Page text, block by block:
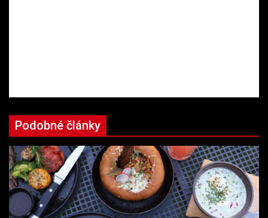
Podobné články